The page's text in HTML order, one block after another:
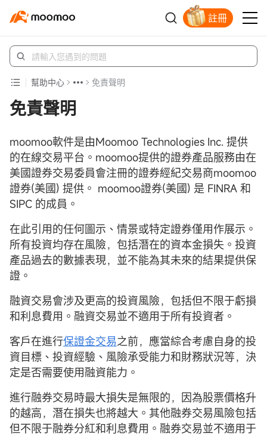
註冊
幫助中心 免責聲明
免責聲明
moomoo軟件是由Moomoo Technologies Inc. 提供
的在線交易平台。moomoo提供的證券產品服務由在
美國證券交易委員會注冊的證券經紀交易商moomoo
證券(美國) 提供。 moomoo證券(美國) 是 FINRA 和
SIPC 的成員。
在此引用的任何圖示、情景或特定證券僅用作展示。
所有投資均存在風險，包括潛在的資本金損失。投資
產品過去的數據表現，並不能為其未來的結果提供保
證。
融資交易會涉及更高的投資風險，包括但不限于虧損
和利息費用。融資交易並不適用于所有投資者。
客戶在進行保證金交易之前，應當綜合考慮自身的投
資目標、投資經驗、風險承受能力和財務狀況等，決
定是否需要使用融資能力。
進行融券交易時最大損失是無限的，因為股票價格升
的越高，潛在損失也將越大。其他融券交易風險包括
但不限于融券分紅和利息費用。融券交易並不適用于